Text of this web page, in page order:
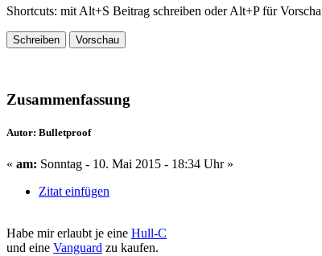
Shortcuts: mit Alt+S Beitrag schreiben oder Alt+P für
Zusammenfassung
Autor: Bulletproof
« am: Sonntag - 10. Mai 2015 - 18:34 Uhr »
Zitat einfügen
Habe mir erlaubt je eine Hull-C
und eine Vanguard zu kaufen.